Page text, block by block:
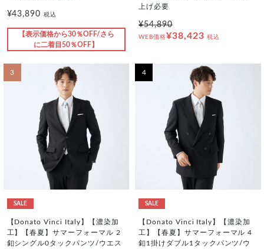
¥43,890税込
【表示価格から30％OFF/さら
に二着目50％OFF】
上げ必要
¥54,890
WEB価格¥38,423 税込
3
SALE
【Donato Vinci Italy】【濃染加
工】【春夏】サマーフォーマル 2
釦シングル0タックパンツ/ウエス
4
SALE
【Donato Vinci Italy】【濃染加
工】【春夏】サマーフォーマル 4
釦1掛けダブル1タックパンツ/ウ